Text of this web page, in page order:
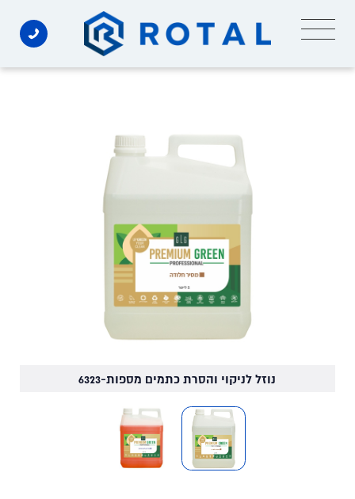
content
נוזל לניקוי והסרת כתמים מספות-6323